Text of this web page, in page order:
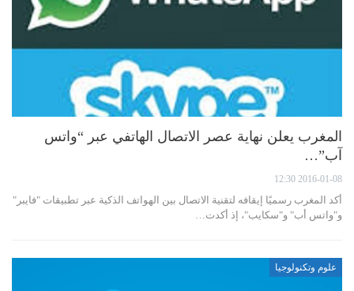
المغرب يعلن نهاية عصر الاتصال الهاتفي عبر “واتس
آب”…
2016-01-08 12:30
أكد المغرب رسميًا إيقافه لتقنية الاتصال بين الهواتف الذكية عبر تطبيقات "فايبر"
و"واتس أب" و"سكايب"، إذ أكدت…
علوم وتكنولوجيا